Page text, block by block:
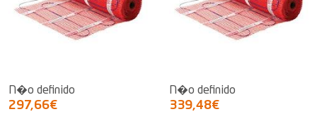
N�o definido
297,66€
N�o definido
339,48€